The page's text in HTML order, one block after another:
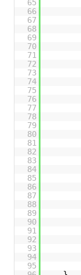
65
66
67
68
69
70
71
72
73
74
75
76
77
78
79
80
81
82
83
84
85
86
87
88
89
90
91
92
93
94
95